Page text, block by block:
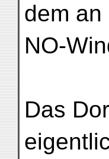
dem
NO-
Das